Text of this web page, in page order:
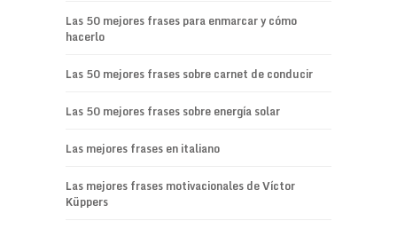
Las 50 mejores frases para enmarcar y cómo
hacerlo
Las 50 mejores frases sobre carnet de conducir
Las 50 mejores frases sobre energía solar
Las mejores frases en italiano
Las mejores frases motivacionales de Víctor
Küppers